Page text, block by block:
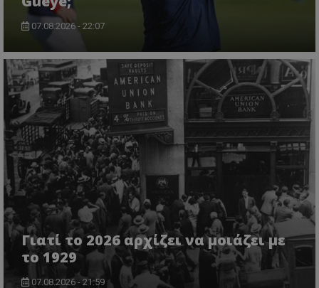
07.08.2026 - 22:07
Γιατί το 2026 αρχίζει να μοιάζει με
το 1929
07.08.2026 - 21:59